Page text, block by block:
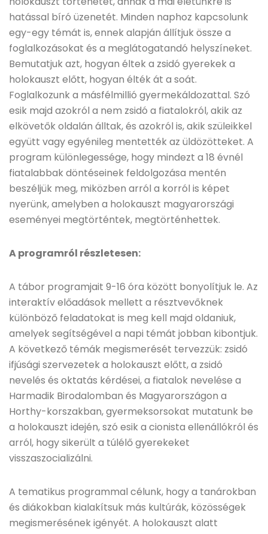
hatással bíró üzenetét. Minden naphoz kapcsolunk
egy-egy témát is, ennek alapján állítjuk össze a
foglalkozásokat és a meglátogatandó helyszíneket.
Bemutatjuk azt, hogyan éltek a zsidó gyerekek a
holokauszt előtt, hogyan élték át a soát.
Foglalkozunk a másfélmillió gyermekáldozattal. Szó
esik majd azokról a nem zsidó a fiatalokról, akik az
elkövetők oldalán álltak, és azokról is, akik szüleikkel
együtt vagy egyénileg mentették az üldözötteket. A
program különlegessége, hogy mindezt a 18 évnél
fiatalabbak döntéseinek feldolgozása mentén
beszéljük meg, miközben arról a korról is képet
nyerünk, amelyben a holokauszt magyarországi
eseményei megtörténtek, megtörténhettek.
A programról részletesen:
A tábor programjait 9-16 óra között bonyolítjuk le. Az
interaktív előadások mellett a résztvevőknek
különböző feladatokat is meg kell majd oldaniuk,
amelyek segítségével a napi témát jobban kibontjuk.
A következő témák megismerését tervezzük: zsidó
ifjúsági szervezetek a holokauszt előtt, a zsidó
nevelés és oktatás kérdései, a fiatalok nevelése a
Harmadik Birodalomban és Magyarországon a
Horthy-korszakban, gyermeksorsokat mutatunk be
a holokauszt idején, szó esik a cionista ellenállókról és
arról, hogy sikerült a túlélő gyerekeket
visszaszocializálni.
A tematikus programmal célunk, hogy a tanárokban
és diákokban kialakítsuk más kultúrák, közösségek
megismerésének igényét. A holokauszt alatt